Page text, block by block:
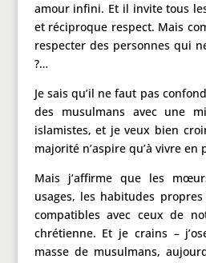
amour infini. Et il invite tous
et réciproque respect. Mais
respecter des personnes qui
?…
Je sais qu’il ne faut pas
des musulmans avec une
islamistes, et je veux bien
majorité n’aspire qu’à vivre en
Mais j’affirme que les
usages, les habitudes
compatibles avec ceux de
chrétienne. Et je crains –
masse de musulmans,